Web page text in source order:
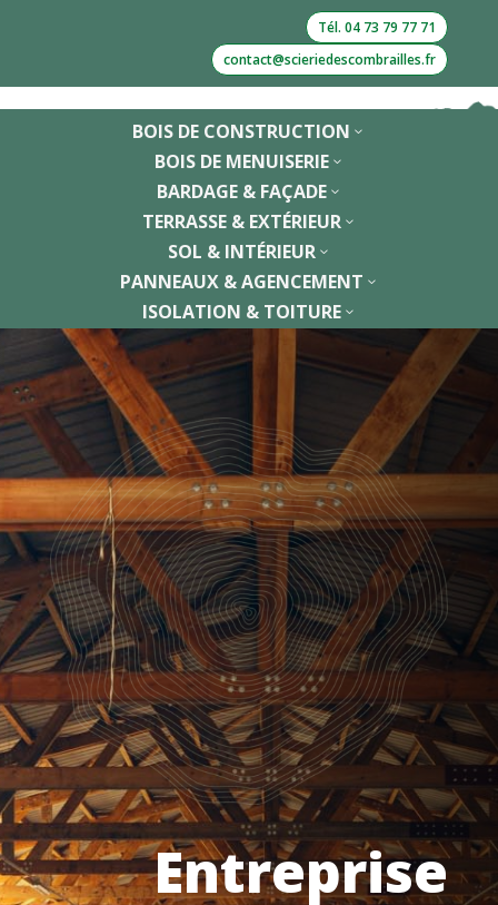
Tél. 04 73 79 77 71
contact@scieriedescombrailles.fr
3
BOIS DE CONSTRUCTION
3
BOIS DE MENUISERIE
3
BARDAGE & FAÇADE
3
TERRASSE & EXTÉRIEUR
3
SOL & INTÉRIEUR
3
PANNEAUX & AGENCEMENT
3
ISOLATION & TOITURE
Entreprise